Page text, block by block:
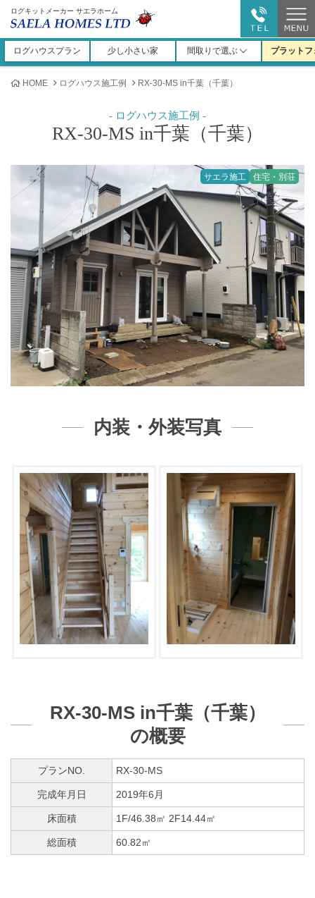
ログキットメーカー サエラホーム
ログハウスプラン 少し小さい家 間取りで選ぶ プラット
HOME ログハウス施工例 RX-30-MS in千葉（千葉）
RX-30-MS in千葉（千葉）
サエラ施工 住宅・別荘
内装・外装写真
RX-30-MS in千葉（千葉）
の概要
プランNO. RX-30-MS
完成年月日 2019年6月
床面積 1F/46.38㎡ 2F14.44㎡
総面積 60.82㎡